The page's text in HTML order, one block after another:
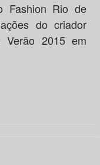
Fashion Rio de
do criador
2015 em